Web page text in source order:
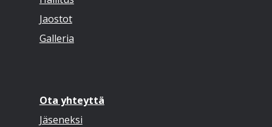
Jaostot
Galleria
Ota yhteyttä
Jäseneksi